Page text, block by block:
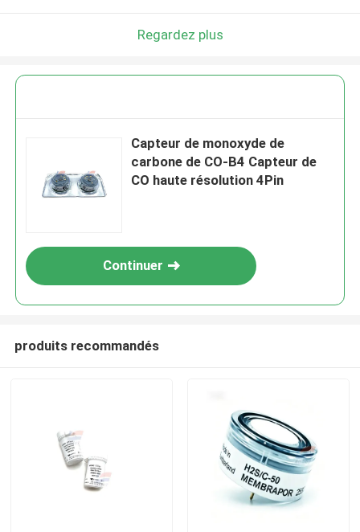
Regardez plus
Capteur de monoxyde de
carbone de CO-B4 Capteur de
CO haute résolution 4Pin
Continuer
produits recommandés